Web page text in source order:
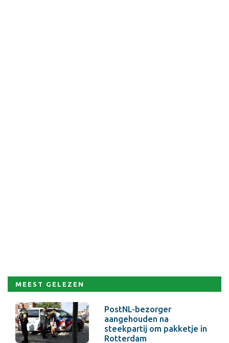
MEEST GELEZEN
PostNL-bezorger
aangehouden na
steekpartij om pakketje in
Rotterdam